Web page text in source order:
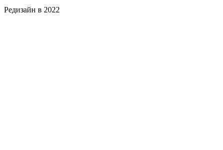
Редизайн в 2022